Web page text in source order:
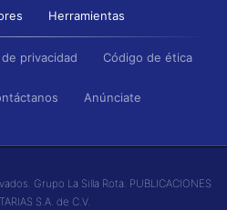
Herramientas
privacidad Código de ética
Anúnciate
Grupo La Silla Rota. PUBLICACIONES
S.A. de C.V.